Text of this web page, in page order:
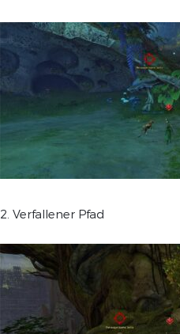
2. Verfallener Pfad